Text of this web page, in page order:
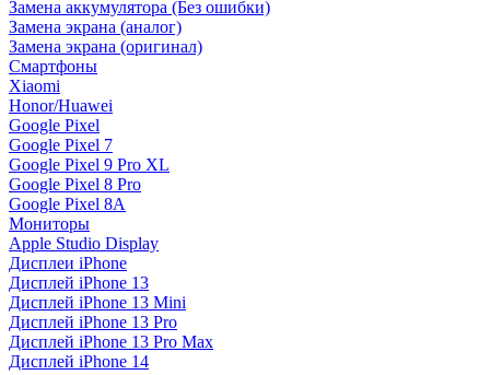
Замена аккумулятора (Без ошибки)
Замена экрана (аналог)
Замена экрана (оригинал)
Смартфоны
Xiaomi
Honor/Huawei
Google Pixel
Google Pixel 7
Google Pixel 9 Pro XL
Google Pixel 8 Pro
Google Pixel 8A
Мониторы
Apple Studio Display
Дисплеи iPhone
Дисплей iPhone 13
Дисплей iPhone 13 Mini
Дисплей iPhone 13 Pro
Дисплей iPhone 13 Pro Max
Дисплей iPhone 14